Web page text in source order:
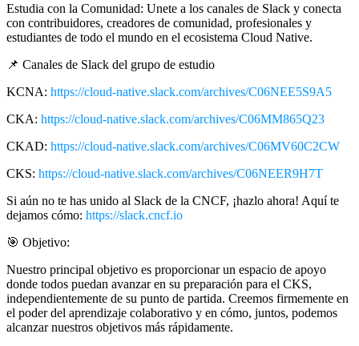
Estudia con la Comunidad: Unete a los canales de Slack y conecta
con contribuidores, creadores de comunidad, profesionales y
estudiantes de todo el mundo en el ecosistema Cloud Native.
📌 Canales de Slack del grupo de estudio
KCNA: https://cloud-native.slack.com/archives/C06NEE5S9A5
CKA: https://cloud-native.slack.com/archives/C06MM865Q23
CKAD: https://cloud-native.slack.com/archives/C06MV60C2CW
CKS: https://cloud-native.slack.com/archives/C06NEER9H7T
Si aún no te has unido al Slack de la CNCF, ¡hazlo ahora! Aquí te
dejamos cómo: https://slack.cncf.io
🎯 Objetivo:
Nuestro principal objetivo es proporcionar un espacio de apoyo
donde todos puedan avanzar en su preparación para el CKS,
independientemente de su punto de partida. Creemos firmemente en
el poder del aprendizaje colaborativo y en cómo, juntos, podemos
alcanzar nuestros objetivos más rápidamente.